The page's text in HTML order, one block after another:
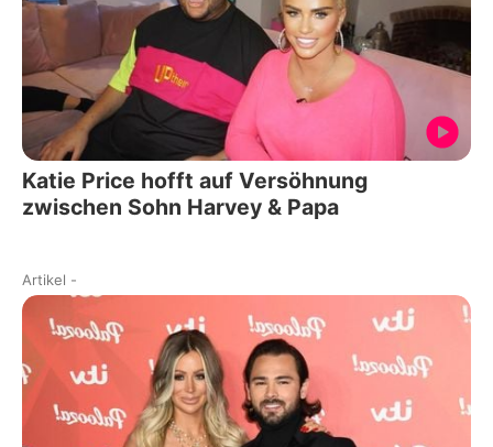
Katie Price hofft auf Versöhnung
zwischen Sohn Harvey & Papa
Artikel -